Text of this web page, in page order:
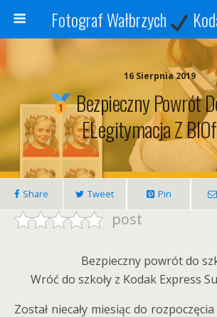
Fotograf Wałbrzych
16 Sierpnia 2019
Bezpieczny Powrót
ELegitymacja Z
Share Tweet Pin
post
Bezpieczny powrót do
Wróć do szkoły z Kodak Express
Został niecały miesiąc do